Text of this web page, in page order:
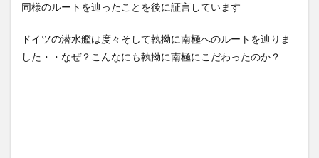
同様のルートを辿ったことを後に証言しています
ドイツの潜水艦は度々そして執拗に南極へのルートを辿りま
した・・なぜ？こんなにも執拗に南極にこだわったのか？